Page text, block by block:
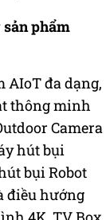
phẩm
AIoT đa dạng,
thông minh
Camera
hút bụi
bụi Robot
điều hướng